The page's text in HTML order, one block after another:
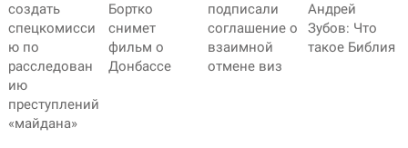
создать
спецкомисси
ю по
расследован
ию
преступлений
«майдана»
Бортко
снимет
фильм о
Донбассе
подписали
соглашение о
взаимной
отмене виз
Андрей
Зубов: Что
такое Библия